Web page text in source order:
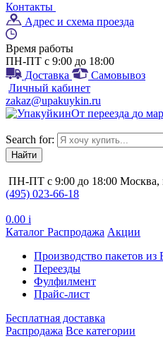
Контакты
Адрес и схема проезда
Время работы
ПН-ПТ с 9:00 до 18:00
Доставка
Самовывоз
Личный кабинет
zakaz@upakuykin.ru
От переезда до
Search for:
ПН-ПТ с 9:00 до 18:00 Москва,
(495) 023-66-18
0.00 i
Каталог Распродажа Акции
Производство пакетов
Переезды
Фулфилмент
Прайс-лист
Бесплатная доставка
Распродажа Все категории